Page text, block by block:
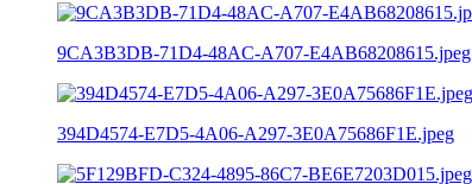
9CA3B3DB-71D4-48AC-A707-E4AB68208615.jpeg
394D4574-E7D5-4A06-A297-3E0A75686F1E.jpeg